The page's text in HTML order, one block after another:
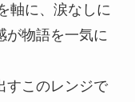
軸に、涙なしに
が物語を一気に
すこのレンジで